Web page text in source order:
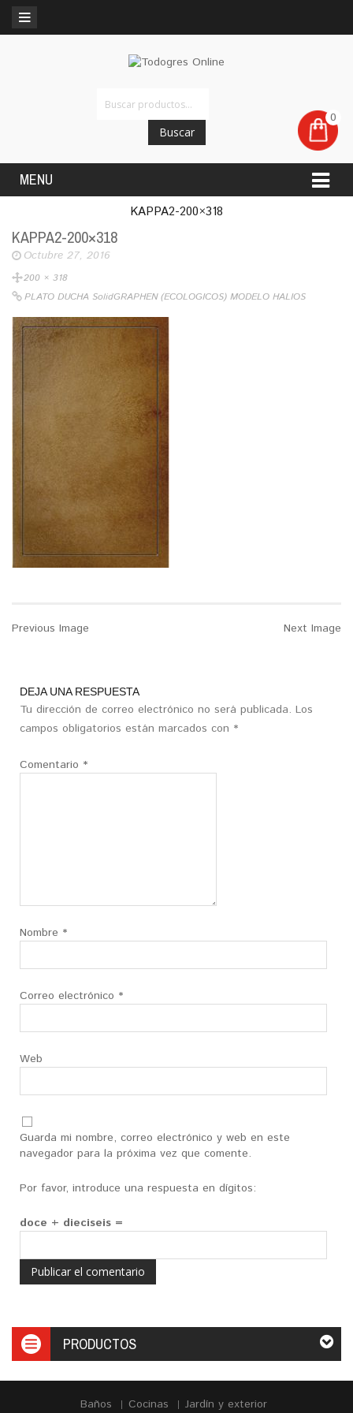
0
MENU
Buscar
KAPPA2-200×318
KAPPA2-200×318
Octubre 27, 2016
200 × 318
PLATO DUCHA SolidGRAPHEN (ECOLOGICOS) MODELO HALIOS
Previous Image Next Image
DEJA UNA RESPUESTA
Tu dirección de correo electrónico no será publicada. Los
campos obligatorios están marcados con *
Comentario *
Nombre *
Correo electrónico *
Web
Guarda mi nombre, correo electrónico y web en este
navegador para la próxima vez que comente.
Por favor, introduce una respuesta en dígitos:
doce + dieciseis =
PRODUCTOS
Baños Cocinas
Jardín y exterior